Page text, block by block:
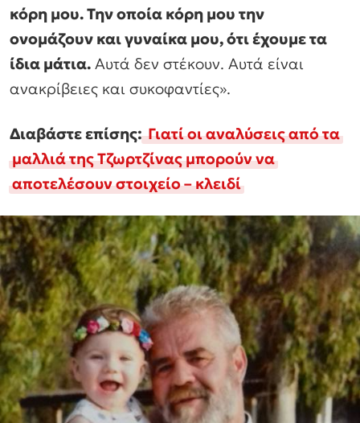
κόρη μου. Την οποία κόρη μου την
ονομάζουν και γυναίκα μου, ότι έχουμε τα
ίδια μάτια. Αυτά δεν στέκουν. Αυτά είναι
ανακρίβειες και συκοφαντίες».
Διαβάστε επίσης:Γιατί οι αναλύσεις από τα
μαλλιά της Τζωρτζίνας μπορούν να
αποτελέσουν στοιχείο – κλειδί